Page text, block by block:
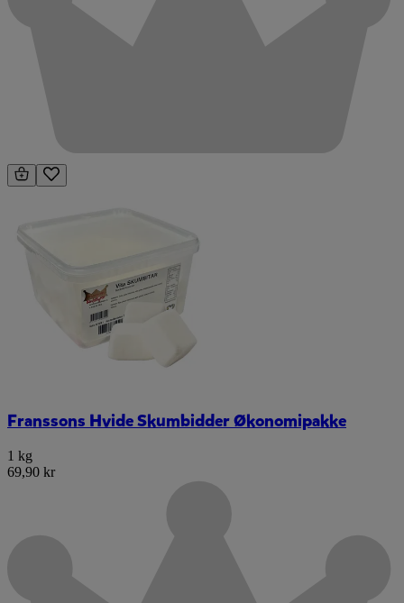
Franssons Hvide Skumbidder Økonomipakke
1 kg
69,90 kr